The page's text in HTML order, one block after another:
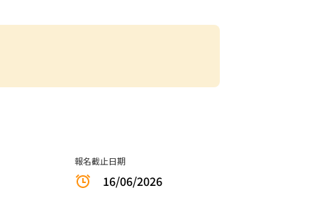
報名截止日期
16/06/2026